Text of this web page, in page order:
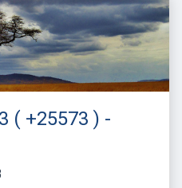
( +25573 ) -